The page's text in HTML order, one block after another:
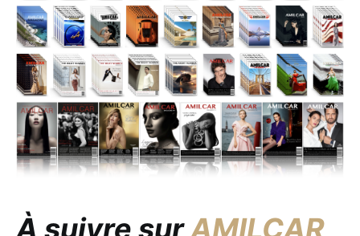
À suivre surAMILCAR